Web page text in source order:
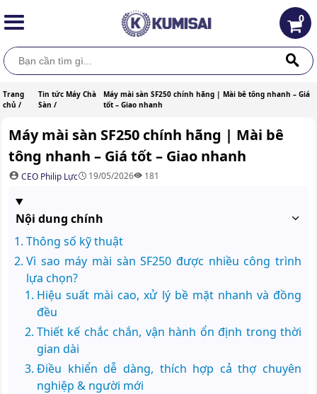
0
Trang
chủ /
Tin tức Máy Chà
Sàn /
Máy mài sàn SF250 chính hãng | Mài bê tông nhanh – Giá
tốt – Giao nhanh
Máy mài sàn SF250 chính hãng | Mài bê
tông nhanh – Giá tốt – Giao nhanh
CEO Philip Lực 19/05/2026 181
Nội dung chính
Thông số kỹ thuật
Vì sao máy mài sàn SF250 được nhiều công trình
lựa chọn?
Hiệu suất mài cao, xử lý bề mặt nhanh và đồng
đều
Thiết kế chắc chắn, vận hành ổn định trong thời
gian dài
Điều khiển dễ dàng, thích hợp cả thợ chuyên
nghiệp & người mới